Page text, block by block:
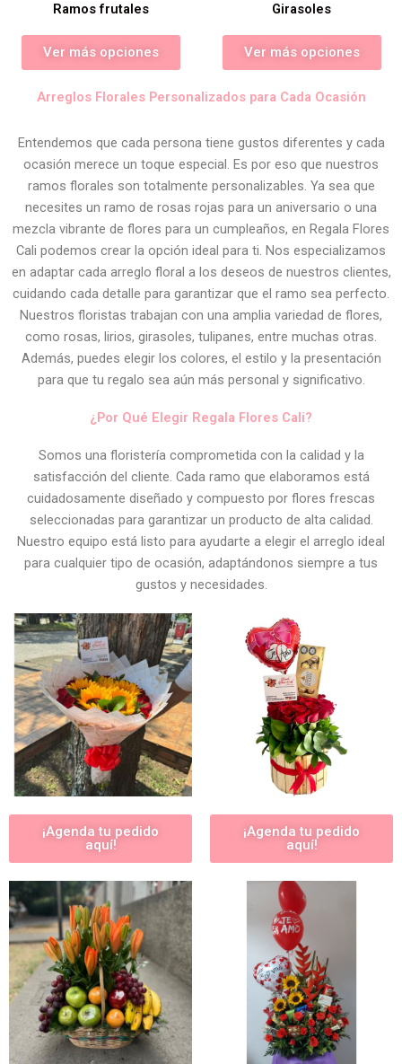
Ramos frutales
Ver más opciones
Girasoles
Ver más opciones
Arreglos Florales Personalizados para Cada Ocasión
Entendemos que cada persona tiene gustos diferentes y cada
ocasión merece un toque especial. Es por eso que nuestros
ramos florales son totalmente personalizables. Ya sea que
necesites un ramo de rosas rojas para un aniversario o una
mezcla vibrante de flores para un cumpleaños, en Regala Flores
Cali podemos crear la opción ideal para ti. Nos especializamos
en adaptar cada arreglo floral a los deseos de nuestros clientes,
cuidando cada detalle para garantizar que el ramo sea perfecto.
Nuestros floristas trabajan con una amplia variedad de flores,
como rosas, lirios, girasoles, tulipanes, entre muchas otras.
Además, puedes elegir los colores, el estilo y la presentación
para que tu regalo sea aún más personal y significativo.
¿Por Qué Elegir Regala Flores Cali?
Somos una floristería comprometida con la calidad y la
satisfacción del cliente. Cada ramo que elaboramos está
cuidadosamente diseñado y compuesto por flores frescas
seleccionadas para garantizar un producto de alta calidad.
Nuestro equipo está listo para ayudarte a elegir el arreglo ideal
para cualquier tipo de ocasión, adaptándonos siempre a tus
gustos y necesidades.
¡Agenda tu pedido
aquí!
¡Agenda tu pedido
aquí!